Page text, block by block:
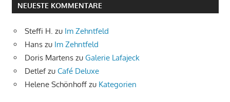
NEUESTE KOMMENTARE
Steffi H. zu Im Zehntfeld
Hans zu Im Zehntfeld
Doris Martens zu Galerie Lafajeck
Detlefzu Café Deluxe
Helene Schönhoff zu Kategorien